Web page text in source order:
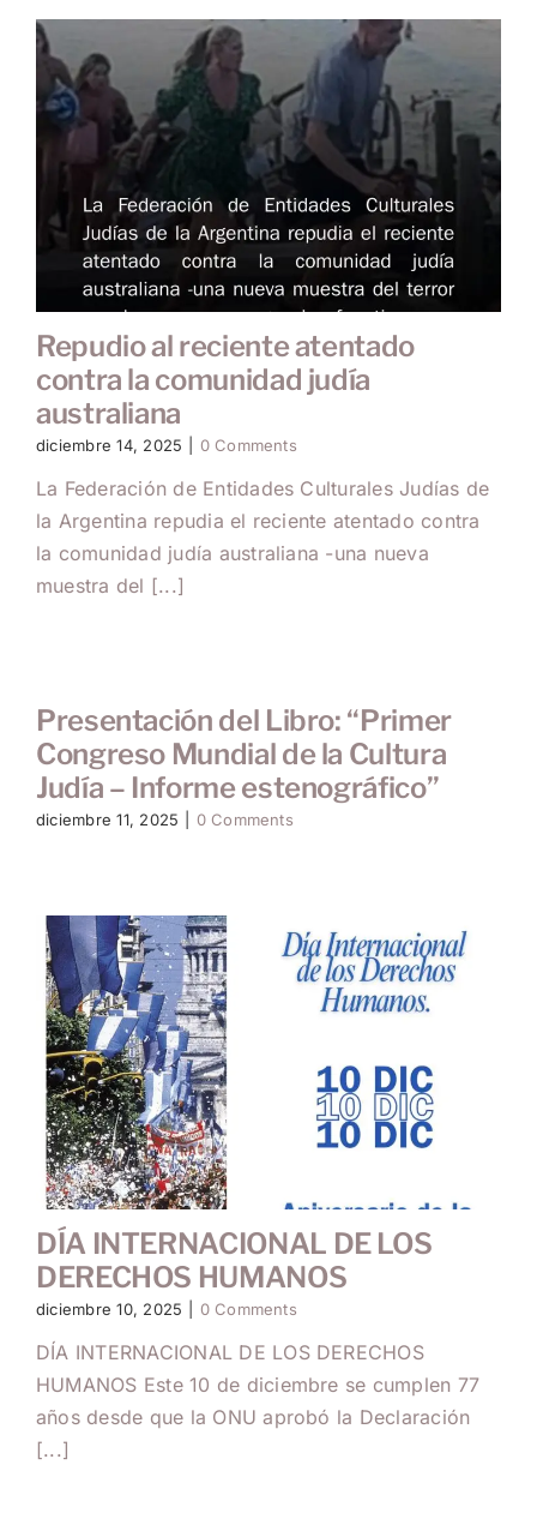
Repudio al reciente atentado
contra la comunidad judía
australiana
diciembre 14, 2025 0 Comments
La Federación de Entidades Culturales Judías de
la Argentina repudia el reciente atentado contra
la comunidad judía australiana -una nueva
muestra del [...]
Presentación del Libro: “Primer
Congreso Mundial de la Cultura
Judía – Informe estenográfico”
diciembre 11, 2025 0 Comments
DÍA INTERNACIONAL DE LOS
DERECHOS HUMANOS
diciembre 10, 2025 0 Comments
DÍA INTERNACIONAL DE LOS DERECHOS
HUMANOS Este 10 de diciembre se cumplen 77
años desde que la ONU aprobó la Declaración
[...]